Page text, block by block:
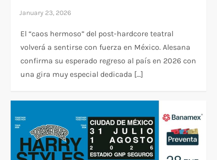
El “caos hermoso” del post-hardcore teatral
volverá a sentirse con fuerza en México. Alesana
confirma su esperado regreso al país en 2026 con
una gira muy especial dedicada […]